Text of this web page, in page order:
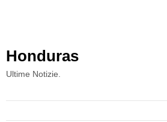
Honduras
Ultime Notizie.